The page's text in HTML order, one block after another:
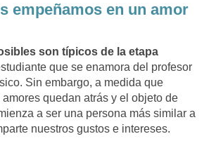
empeñamos en un amor
son típicos de la etapa
que se enamora del profesor
Sin embargo, a medida que
quedan atrás y el objeto de
a ser una persona más similar a
nuestros gustos e intereses.